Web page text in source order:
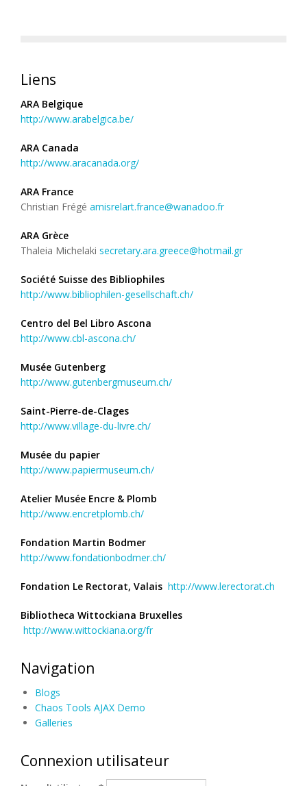
Liens
ARA Belgique
http://www.arabelgica.be/
ARA Canada
http://www.aracanada.org/
ARA France
Christian Frégé amisrelart.france@wanadoo.fr
ARA Grèce
Thaleia Michelaki secretary.ara.greece@hotmail.gr
Société Suisse des Bibliophiles
http://www.bibliophilen-gesellschaft.ch/
Centro del Bel Libro Ascona
http://www.cbl-ascona.ch/
Musée Gutenberg
http://www.gutenbergmuseum.ch/
Saint-Pierre-de-Clages
http://www.village-du-livre.ch/
Musée du papier
http://www.papiermuseum.ch/
Atelier Musée Encre & Plomb
http://www.encretplomb.ch/
Fondation Martin Bodmer
http://www.fondationbodmer.ch/
Fondation Le Rectorat, Valais http://www.lerectorat.ch
Bibliotheca Wittockiana Bruxelles
http://www.wittockiana.org/fr
Navigation
Blogs
Chaos Tools AJAX Demo
Galleries
Connexion utilisateur